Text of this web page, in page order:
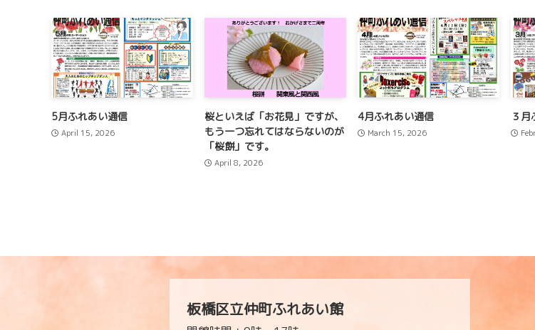
5月ふれあい通信
April 15, 2026
桜といえば「お花見」ですが、
もう一つ忘れてはならないのが
「桜餅」です。
April 8, 2026
4月ふれあい通信
March 15, 2026
３月
板橋区立仲町ふれあい館